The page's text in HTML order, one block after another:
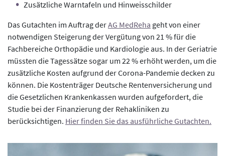
Zusätzliche Warntafeln und Hinweisschilder
Das Gutachten im Auftrag derAG MedReha geht von einer
notwendigen Steigerung der Vergütung von 21 % für die
Fachbereiche Orthopädie und Kardiologie aus. In der Geriatrie
müssten die Tagessätze sogar um 22 % erhöht werden, um die
zusätzliche Kosten aufgrund der Corona-Pandemie decken zu
können. Die Kostenträger Deutsche Rentenversicherung und
die Gesetzlichen Krankenkassen wurden aufgefordert, die
Studie bei der Finanzierung der Rehakliniken zu
berücksichtigen. Hier finden Sie das ausführliche Gutachten.